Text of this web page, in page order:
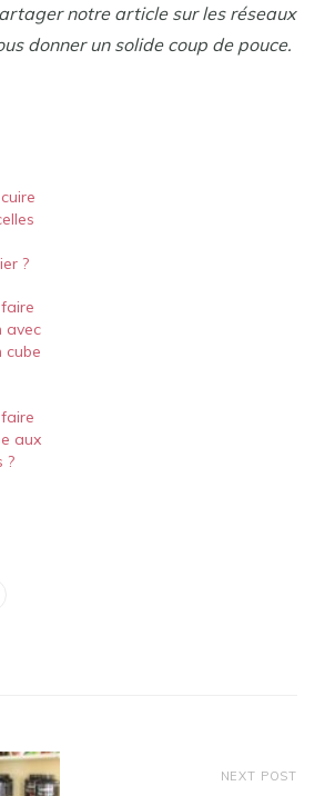
notre article sur les réseaux
donner un solide coup de pouce.
?
avec
cube
aux
?
NEXT POST